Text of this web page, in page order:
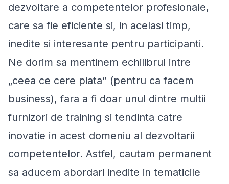
dezvoltare a competentelor profesionale,
care sa fie eficiente si, in acelasi timp,
inedite si interesante pentru participanti.
Ne dorim sa mentinem echilibrul intre
„ceea ce cere piata” (pentru ca facem
business), fara a fi doar unul dintre multii
furnizori de training si tendinta catre
inovatie in acest domeniu al dezvoltarii
competentelor. Astfel, cautam permanent
sa aducem abordari inedite in tematicile